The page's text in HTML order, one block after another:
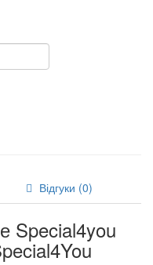
Відгуки (0)
Special4you